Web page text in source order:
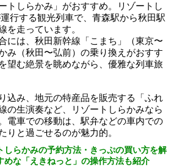
トしらかみ」がおすすめ。リゾートし
行する観光列車で、青森駅から秋田駅
を走っています。
には、秋田新幹線「こまち」（東京〜
み（秋田〜弘前）の乗り換えがおすす
望む絶景を眺めながら、優雅な列車旅
込み、地元の特産品を販売する「ふれ
の生演奏など、リゾートしらかみなら
電車での移動は、駅弁などの車内での
りと過ごせるのが魅力的。
しらかみの予約方法・きっぷの買い方を解
めな「えきねっと」の操作方法も紹介